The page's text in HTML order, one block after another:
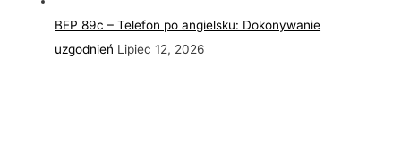
BEP 89c – Telefon po angielsku: Dokonywanie
uzgodnień Lipiec 12, 2026